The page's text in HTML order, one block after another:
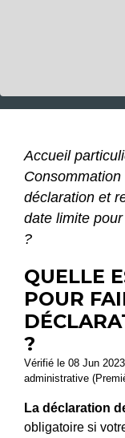
Accueil
Consommation
déclaration et
date limite
?
QUELLE
POUR
?
Vérifié le 08 Jun
administrative
La déclaration
obligatoire si